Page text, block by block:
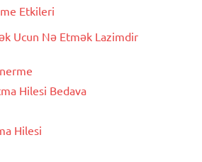
Etkileri
Ucun Nə Etmək Lazimdir
Hilesi Bedava
Hilesi